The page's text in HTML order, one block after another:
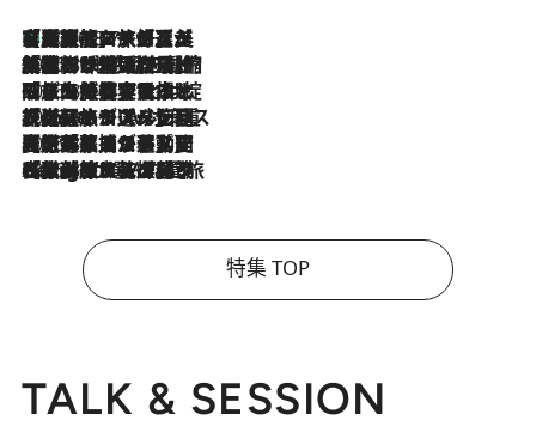
2026.8.7
【厳選旅コスメ】「多機能アイテムがメイン！」旅好き美容エディターが選んだ夏旅ベストコスメを発表【Mサイズジップ】
2026.8.6
「荷物が増えるほど旅ストレスは増す」美容ジャーナリストがたどり着いた最終結論。“化粧品を劇的に減らす”感動の凝縮美容とは
2026.8.6
「旅先には金髪ウィッグを持参」日本と同じメイクでは損してる!? 美容ジャーナリストが提案する“掟破りの旅美容”とは
2026.8.6
【厳選旅コスメ】「身軽さ＆UV対策重視！」ヘアアーティストshucoが選んだ夏旅ベストコスメを発表【Mサイズジップ】
2026.8.5
【厳選旅コスメ】国内をあちこち移動する河井菜摘が選んだ夏旅ベストコスメ発表！「リラックスアイテムはマスト」【Mサイズジップ】
2026.8.4
【厳選旅コスメ】「紫外線＆乾燥対策しながらメイク感も！」ヘア＆メイクGeorgeが選んだ夏旅ベストコスメを発表！【Mサイズジップ】
特集 TOP
TALK & SESSION